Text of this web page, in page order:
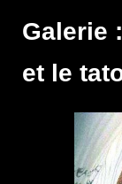
Galerie
et le